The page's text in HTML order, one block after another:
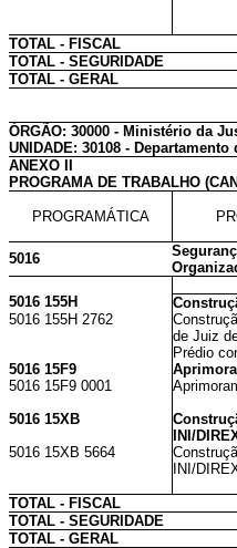
TOTAL - FISCAL
TOTAL - SEGURIDADE
TOTAL - GERAL
ÓRGÃO: 30000 - Ministério da
UNIDADE: 30108 -
ANEXO II
PROGRAMA DE TRABALHO
PROGRAMÁTICA
5016
5016 155H
5016 155H 2762
de Juiz
Prédio
5016 15F9
5016 15F9 0001
5016 15XB
INI/
5016 15XB 5664
INI/
TOTAL - FISCAL
TOTAL - SEGURIDADE
TOTAL - GERAL